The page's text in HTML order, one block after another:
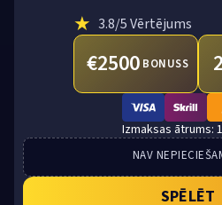
★ 3.8/5 Vērtējums
€2500 BONUSS
NAV